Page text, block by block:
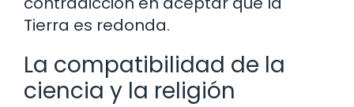
Tierra es redonda.
La compatibilidad de la
ciencia y la religión